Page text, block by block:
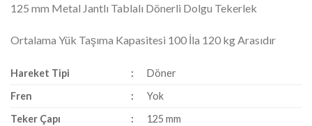
125 mm Metal Jantlı Tablalı Dönerli Dolgu Tekerlek
Ortalama Yük Taşıma Kapasitesi 100 İla 120 kg Arasıdır
Hareket Tipi :
Döner
Fren
:
Yok
Teker Çapı
:
125 mm